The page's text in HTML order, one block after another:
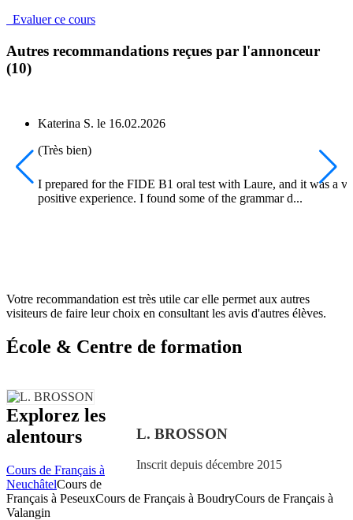
Evaluer ce cours
Autres recommandations reçues par l'annonceur
(10)
Katerina S. le 16.02.2026
(Très bien)
I prepared for the FIDE B1 oral test with Laure, and it was a
positive experience. I found some of the grammar d...
Votre recommandation est très utile car elle permet aux autres
visiteurs de faire leur choix en consultant les avis d'autres élèves.
École & Centre de formation
L. BROSSON
Inscrit depuis décembre 2015
Explorez les
alentours
Cours de Français à
NeuchâtelCours de
Français à PeseuxCours de Français à BoudryCours de Français à
Valangin